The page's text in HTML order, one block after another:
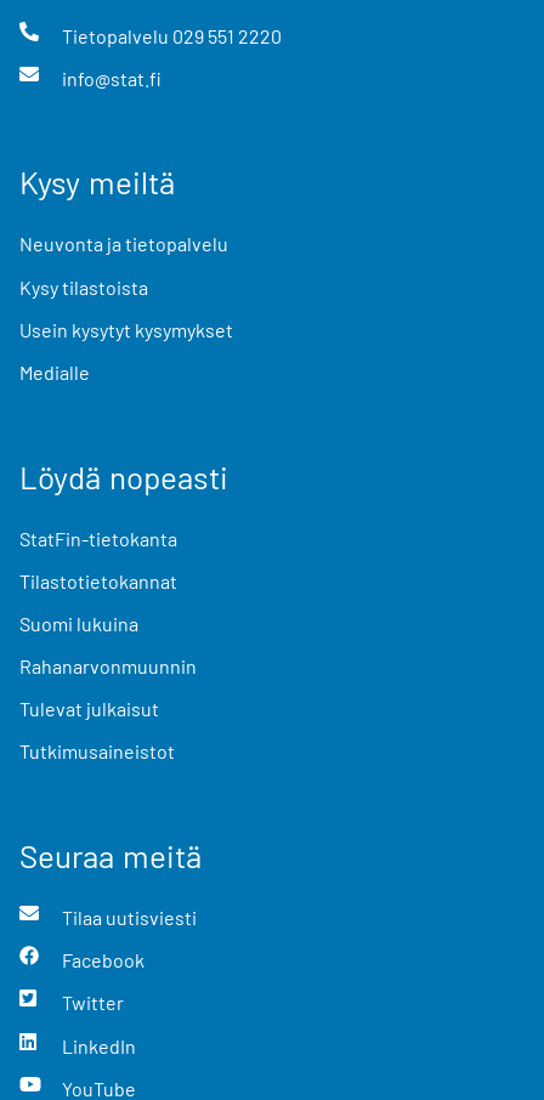
Tietopalvelu 029 551 2220
info@stat.fi
Kysy meiltä
Neuvonta ja tietopalvelu
Kysy tilastoista
Usein kysytyt kysymykset
Medialle
Löydä nopeasti
StatFin-tietokanta
Tilastotietokannat
Suomi lukuina
Rahanarvonmuunnin
Tulevat julkaisut
Tutkimusaineistot
Seuraa meitä
Tilaa uutisviesti
Facebook
Twitter
LinkedIn
YouTube